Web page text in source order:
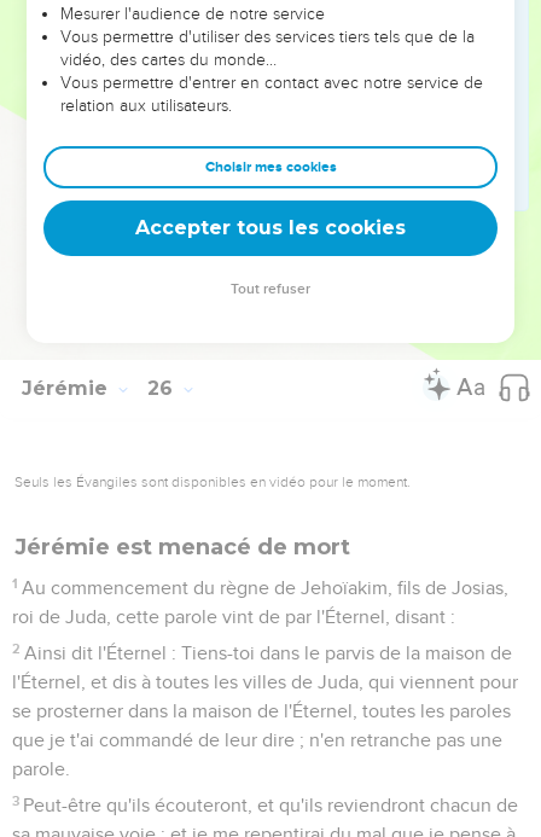
pour vous tuer ; et je vous disperserai, et vous tomberez
comme un vase d'agrément.
Et tout refuge a péri pour les pasteurs, et la délivrance,
pour les nobles du troupeau ;
Il y aura une voix du cri des pasteurs et un hurlement des
nobles du troupeau ; car l'Éternel dévaste leur pâturage,
et les parcs paisibles sont désolés devant l'ardeur de la
colère de l'Éternel.
Il a abandonné son tabernacle comme un jeune lion son
Jérémie 26
Seuls les Évangiles sont disponibles en vidéo pour le moment.
Jérémie est menacé de mort
1 Au commencement du règne de Jehoïakim, fils de Josias,
roi de Juda, cette parole vint de par l'Éternel, disant :
2 Ainsi dit l'Éternel : Tiens-toi dans le parvis de la maison de
l'Éternel, et dis à toutes les villes de Juda, qui viennent pour
se prosterner dans la maison de l'Éternel, toutes les paroles
que je t'ai commandé de leur dire ; n'en retranche pas une
parole.
3 Peut-être qu'ils écouteront, et qu'ils reviendront chacun de
Mesurer l'audience de notre service
Vous permettre d'utiliser des services tiers tels que de la
vidéo, des cartes du monde…
Vous permettre d'entrer en contact avec notre service de
relation aux utilisateurs.
Choisir mes cookies
Accepter tous les cookies
Tout refuser